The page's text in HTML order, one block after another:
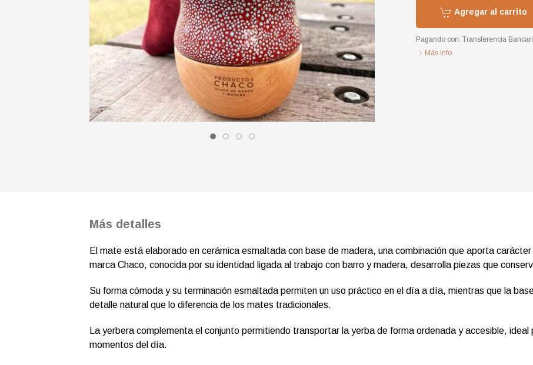
Agregar al carrito
Pagando con: Transferencia
Más info
Más detalles
El mate está elaborado en cerámica esmaltada con base de madera, una combinación que aporta
marca Chaco, conocida por su identidad ligada al trabajo con barro y madera, desarrolla piezas que
Su forma cómoda y su terminación esmaltada permiten un uso práctico en el día a día, mientras que la
detalle natural que lo diferencia de los mates tradicionales.
La yerbera complementa el conjunto permitiendo transportar la yerba de forma ordenada y accesible,
momentos del día.